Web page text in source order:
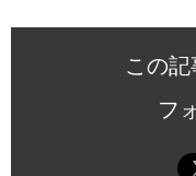
この
フ